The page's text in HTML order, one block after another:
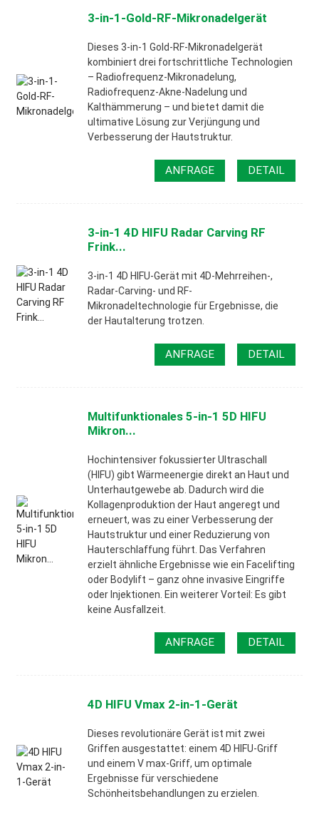
3-in-1-Gold-RF-Mikronadelgerät
Dieses 3-in-1 Gold-RF-Mikronadelgerät
kombiniert drei fortschrittliche Technologien
– Radiofrequenz-Mikronadelung,
Radiofrequenz-Akne-Nadelung und
Kalthämmerung – und bietet damit die
ultimative Lösung zur Verjüngung und
Verbesserung der Hautstruktur.
ANFRAGE DETAIL
3-in-1 4D HIFU Radar Carving RF
Frink...
3-in-1 4D HIFU-Gerät mit 4D-Mehrreihen-,
Radar-Carving- und RF-
Mikronadeltechnologie für Ergebnisse, die
der Hautalterung trotzen.
ANFRAGE DETAIL
Multifunktionales 5-in-1 5D HIFU
Mikron...
Hochintensiver fokussierter Ultraschall
(HIFU) gibt Wärmeenergie direkt an Haut und
Unterhautgewebe ab. Dadurch wird die
Kollagenproduktion der Haut angeregt und
erneuert, was zu einer Verbesserung der
Hautstruktur und einer Reduzierung von
Hauterschlaffung führt. Das Verfahren
erzielt ähnliche Ergebnisse wie ein Facelifting
oder Bodylift – ganz ohne invasive Eingriffe
oder Injektionen. Ein weiterer Vorteil: Es gibt
keine Ausfallzeit.
ANFRAGE DETAIL
4D HIFU Vmax 2-in-1-Gerät
Dieses revolutionäre Gerät ist mit zwei
Griffen ausgestattet: einem 4D HIFU-Griff
und einem V max-Griff, um optimale
Ergebnisse für verschiedene
Schönheitsbehandlungen zu erzielen.